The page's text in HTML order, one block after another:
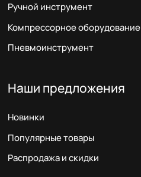
Ручной инструмент
Компрессорное оборудование
Пневмоинструмент
Наши предложения
Новинки
Популярные товары
Распродажа и скидки